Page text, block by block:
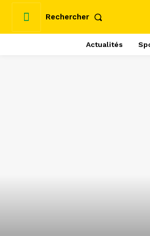
Rechercher
Actualités